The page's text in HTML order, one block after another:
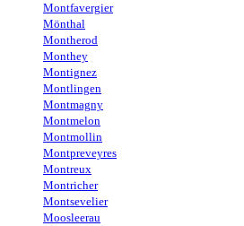
Montfavergier
Mönthal
Montherod
Monthey
Montignez
Montlingen
Montmagny
Montmelon
Montmollin
Montpreveyres
Montreux
Montricher
Montsevelier
Moosleerau